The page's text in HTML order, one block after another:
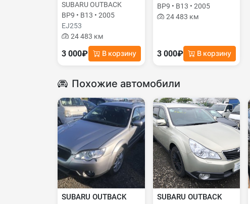
SUBARU OUTBACK
BP9 • B13 • 2005
EJ253
24 483 км
3 000₽ В корзину
BP9 • B13 • 2005
24 483 км
3 000₽ В корзину
Похожие автомобили
SUBARU OUTBACK SUBARU OUTBACK